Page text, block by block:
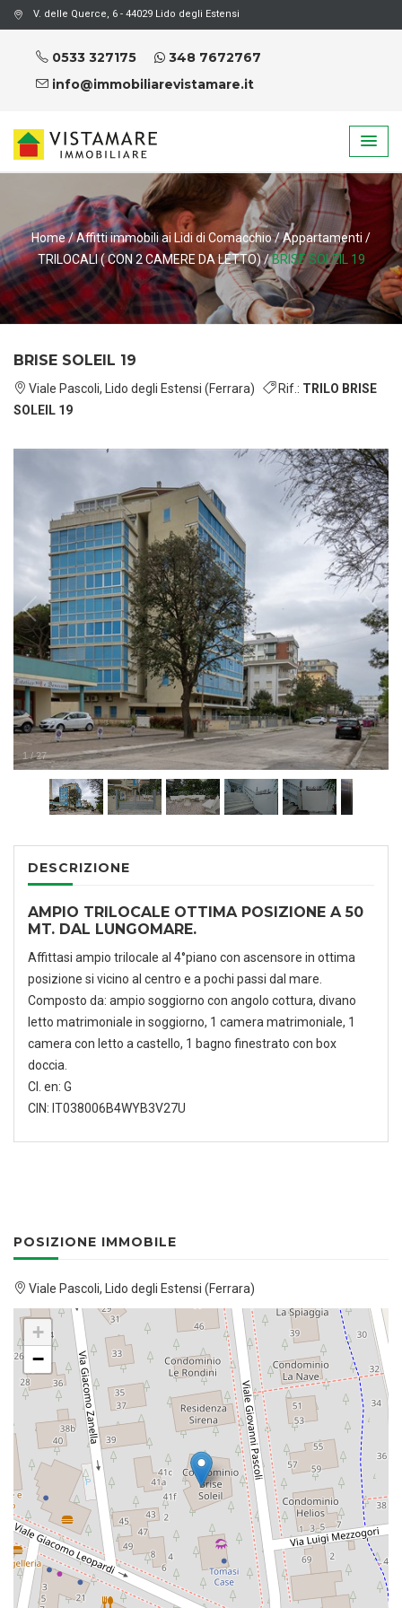
V. delle Querce, 6 - 44029 Lido degli Estensi
0533 327175
348 7672767
info@immobiliarevistamare.it
Home/Affitti immobili ai Lidi di Comacchio/Appartamenti /
TRILOCALI ( CON 2 CAMERE DA LETTO)/BRISE SOLEIL 19
BRISE SOLEIL 19
Viale Pascoli, Lido degli Estensi (Ferrara) Rif.: TRILO BRISE
SOLEIL 19
1 /27
DESCRIZIONE
AMPIO TRILOCALE OTTIMA POSIZIONE A 50
MT. DAL LUNGOMARE.
Affittasi ampio trilocale al 4°piano con ascensore in ottima
posizione si vicino al centro e a pochi passi dal mare.
Composto da: ampio soggiorno con angolo cottura, divano
letto matrimoniale in soggiorno, 1 camera matrimoniale, 1
camera con letto a castello, 1 bagno finestrato con box
doccia.
Cl. en: G
CIN: IT038006B4WYB3V27U
POSIZIONE IMMOBILE
Viale Pascoli, Lido degli Estensi (Ferrara)
+
−